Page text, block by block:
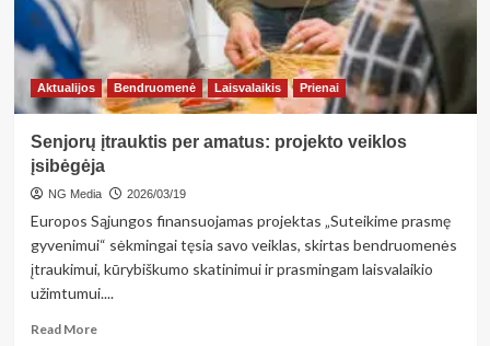
susitarti
Aktualijos Bendruomenė Laisvalaikis Prienai
Senjorų įtrauktis per amatus: projekto veiklos
įsibėgėja
NG Media 2026/03/19
Europos Sąjungos finansuojamas projektas „Suteikime prasmę
gyvenimui“ sėkmingai tęsia savo veiklas, skirtas bendruomenės
įtraukimui, kūrybiškumo skatinimui ir prasmingam laisvalaikio
užimtumui....
Read MoreRead